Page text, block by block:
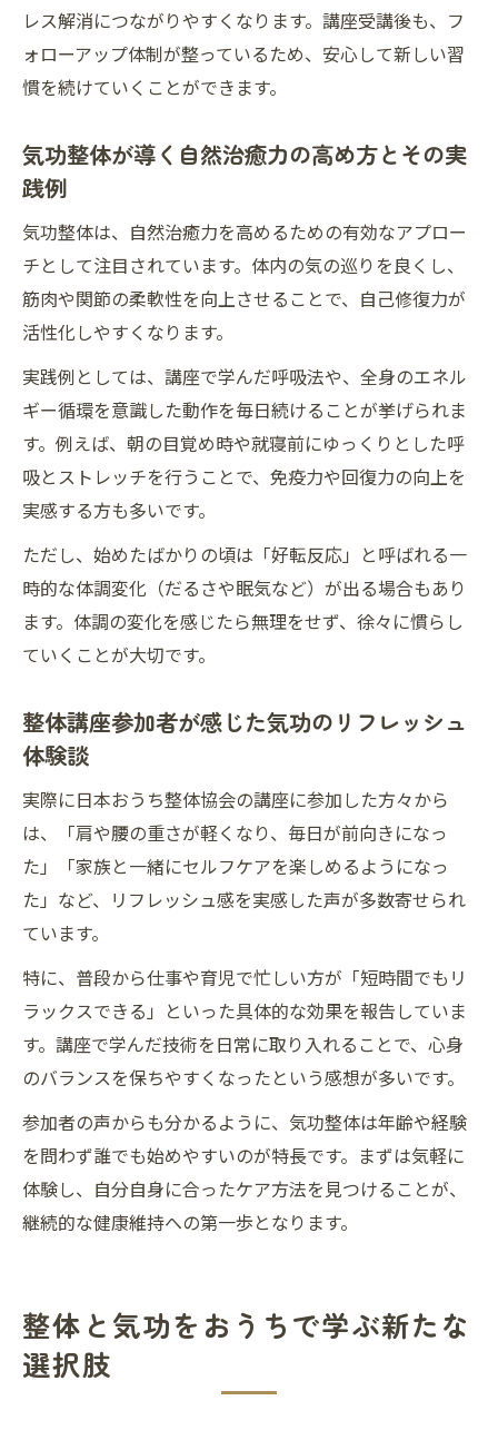
毎日の生活に取り入れる気功の具体的な方
法
整体と気功の技術を無理なく続けるコツと
おうち整体講座で学ぶ気功活用術と習慣化
ヒント
レス解消につながりやすくなります。講座受講後も、フ
ォローアップ体制が整っているため、安心して新しい習
慣を続けていくことができます。
気功整体が導く自然治癒力の高め方とその実
践例
気功整体は、自然治癒力を高めるための有効なアプロー
チとして注目されています。体内の気の巡りを良くし、
筋肉や関節の柔軟性を向上させることで、自己修復力が
活性化しやすくなります。
実践例としては、講座で学んだ呼吸法や、全身のエネル
ギー循環を意識した動作を毎日続けることが挙げられま
す。例えば、朝の目覚め時や就寝前にゆっくりとした呼
吸とストレッチを行うことで、免疫力や回復力の向上を
実感する方も多いです。
ただし、始めたばかりの頃は「好転反応」と呼ばれる一
時的な体調変化（だるさや眠気など）が出る場合もあり
ます。体調の変化を感じたら無理をせず、徐々に慣らし
ていくことが大切です。
整体講座参加者が感じた気功のリフレッシュ
体験談
実際に日本おうち整体協会の講座に参加した方々から
は、「肩や腰の重さが軽くなり、毎日が前向きになっ
た」「家族と一緒にセルフケアを楽しめるようになっ
た」など、リフレッシュ感を実感した声が多数寄せられ
ています。
特に、普段から仕事や育児で忙しい方が「短時間でもリ
ラックスできる」といった具体的な効果を報告していま
す。講座で学んだ技術を日常に取り入れることで、心身
のバランスを保ちやすくなったという感想が多いです。
参加者の声からも分かるように、気功整体は年齢や経験
を問わず誰でも始めやすいのが特長です。まずは気軽に
体験し、自分自身に合ったケア方法を見つけることが、
継続的な健康維持への第一歩となります。
整体と気功をおうちで学ぶ新たな
選択肢